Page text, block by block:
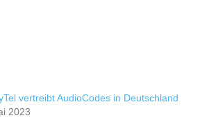
vertreibt AudioCodes in Deutschland
2023